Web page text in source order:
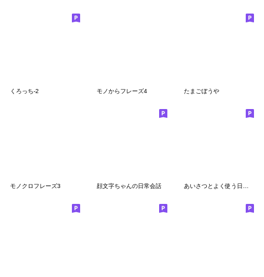
くろっち-2 モノからフレーズ4 たまごぼうや
モノクロフレーズ3 顔文字ちゃんの日常会話